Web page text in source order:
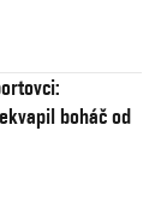
boháč od